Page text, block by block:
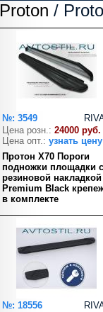
Proton /
№: 3549
Цена розн.: 24000 руб.
Цена опт.: узнать цену
Протон X70 Пороги
подножки площадки с
резиновой накладкой
Premium Black
в комплекте
№: 18556